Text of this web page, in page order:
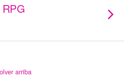
arriba